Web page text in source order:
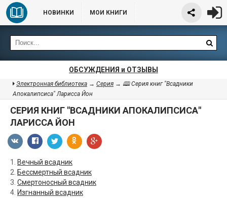
НОВИНКИ МОИ КНИГИ
ОБСУЖДЕНИЯ и ОТЗЫВЫ
Электронная библиотека → Серия → 🕮 Серия книг "Всадники
Апокалипсиса" Ларисса Йон
СЕРИЯ КНИГ "ВСАДНИКИ АПОКАЛИПСИСА"
ЛАРИССА ЙОН
1.
Вечный всадник
2. Бессмертный всадник
3. Смертоносный всадник
4. Изгнанный всадник